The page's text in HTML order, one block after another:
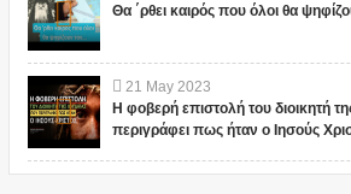
Θα ΄ρθει καιρός που όλοι θα
21 May 2023
Η φοβερή επιστολή του διοικητή
περιγράφει πως ήταν ο Ιησούς